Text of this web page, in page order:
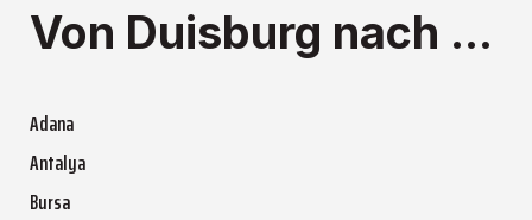
Von Duisburg nach ...
Adana
Antalya
Bursa